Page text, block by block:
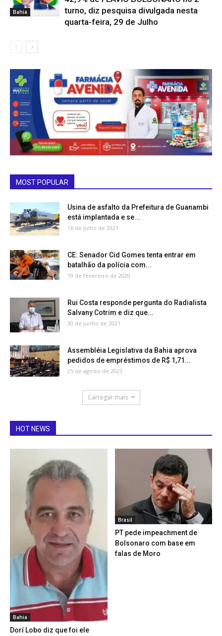
Bahia
turno, diz pesquisa divulgada nesta
quarta-feira, 29 de Julho
MOST POPULAR
Usina de asfalto da Prefeitura de Guanambi
está implantada e se...
16 de julho de 2021
CE: Senador Cid Gomes tenta entrar em
batalhão da polícia com...
19 de fevereiro de 2020
Rui Costa responde pergunta do Radialista
Salvany Cotrim e diz que...
30 de junho de 2021
Assembléia Legislativa da Bahia aprova
pedidos de empréstimos de R$ 1,71...
25 de agosto de 2023
Carregar mais
HOT NEWS
Bahia
Dorí Lobo diz que foi ele
Brasil
PT pede impeachment de
Bolsonaro com base em
falas de Moro